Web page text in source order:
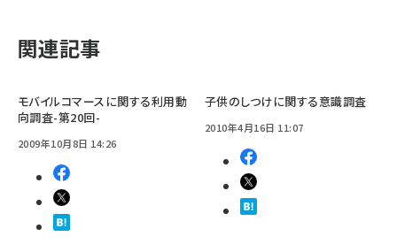
関連記事
モバイルコマースに関する利用動
向調査-第20回-
2009年10月8日 14:26
子供のしつけに関する意識調査
2010年4月16日 11:07